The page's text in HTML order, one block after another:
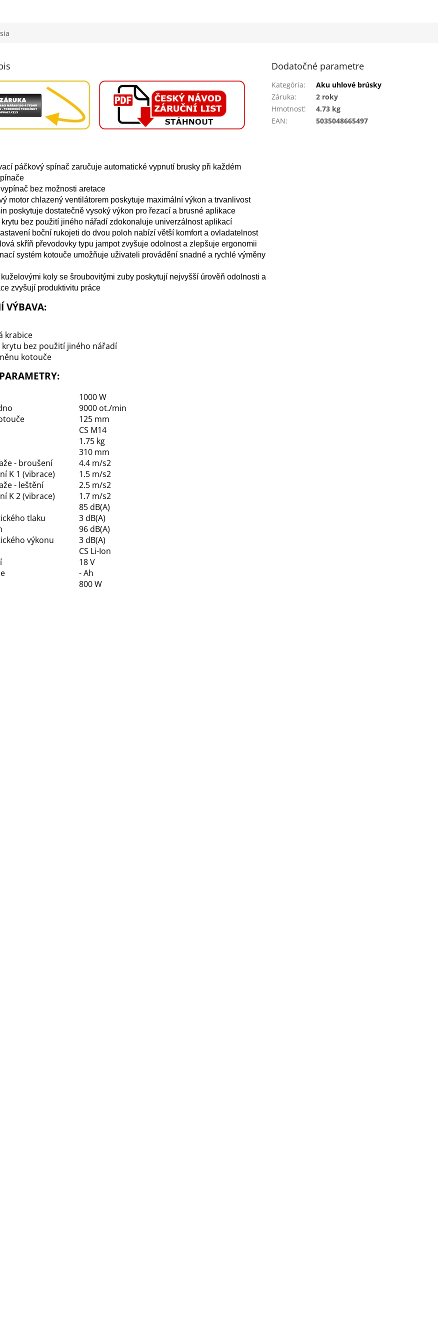
páčkový spínač zaručuje automatické vypnutí brusky při každém
bez možnosti aretace
motor chlazený ventilátorem poskytuje maximální výkon a trvanlivost
poskytuje dostatečně vysoký výkon pro řezací a brusné aplikace
krytu bez použití jiného nářadí zdokonaluje univerzálnost aplikací
boční rukojeti do dvou poloh nabízí větší komfort a ovladatelnost
skříň převodovky typu jampot zvyšuje odolnost a zlepšuje ergonomii
systém kotouče umožňuje uživateli provádění snadné a rychlé výměny
koly se šroubovitými zuby poskytují nejvyšší úrověň odolnosti a
zvyšují produktivitu práce
VÝBAVA:
krabice
krytu bez použití jiného nářadí
kotouče
1000 W
9000 ot./min
125 mm
CS M14
1.75 kg
310 mm
- broušení
4.4 m/s2
K 1 (vibrace)
1.5 m/s2
- leštění
2.5 m/s2
K 2 (vibrace)
1.7 m/s2
85 dB(A)
tlaku
3 dB(A)
96 dB(A)
výkonu
3 dB(A)
CS Li-Ion
18 V
- Ah
800 W
Dodatočné parametre
Kategória:
Aku uhlové brúsky
Záruka:
2 roky
Hmotnosť:
4.73 kg
EAN: 5035048665497